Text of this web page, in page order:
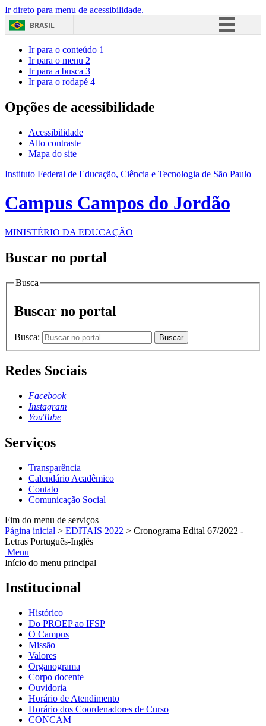
Ir direto para menu de acessibilidade.
BRASIL
Acesso à informação
Ir para o conteúdo 1
Ir para o menu 2
Ir para a busca 3
Ir para o rodapé 4
Opções de acessibilidade
Acessibilidade
Alto contraste
Mapa do site
Instituto Federal de Educação, Ciência e Tecnologia de São Paulo
Campus Campos do Jordão
MINISTÉRIO DA EDUCAÇÃO
Buscar no portal
Busca
Buscar no portal
Busca: Buscar
Redes Sociais
Facebook
Instagram
YouTube
Serviços
Transparência
Calendário Acadêmico
Contato
Comunicação Social
Fim do menu de serviços
Página inicial > EDITAIS 2022 > Cronograma Edital 67/2022 -
Letras Português-Inglês
Menu
Início do menu principal
Institucional
Histórico
Do PROEP ao IFSP
O Campus
Missão
Valores
Organograma
Corpo docente
Ouvidoria
Horário de Atendimento
Horário dos Coordenadores de Curso
CONCAM